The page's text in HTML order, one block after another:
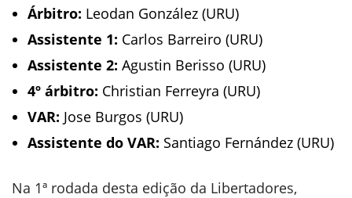
Árbitro: Leodan González (URU)
Assistente 1: Carlos Barreiro (URU)
Assistente 2: Agustin Berisso (URU)
4º árbitro: Christian Ferreyra (URU)
VAR: Jose Burgos (URU)
Assistente do VAR: Santiago Fernández (URU)
Na 1ª rodada desta edição da Libertadores,